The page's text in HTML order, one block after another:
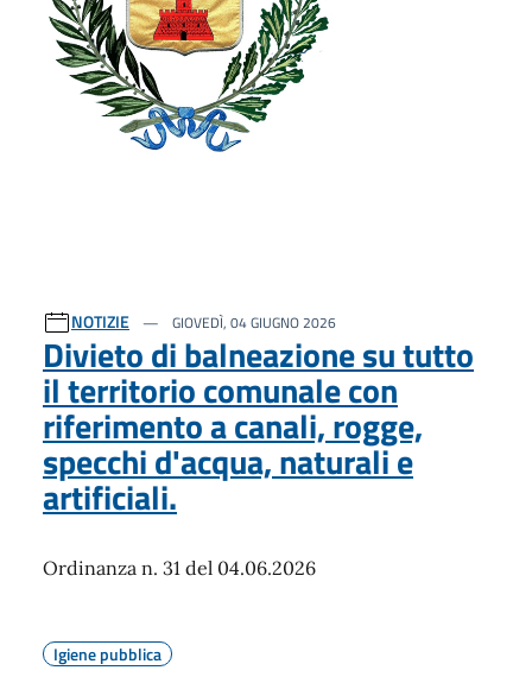
NOTIZIE GIOVEDÌ, 04 GIUGNO 2026
Divieto di balneazione su tutto
il territorio comunale con
riferimento a canali, rogge,
specchi d'acqua, naturali e
artificiali.
Ordinanza n. 31 del 04.06.2026
Igiene pubblica